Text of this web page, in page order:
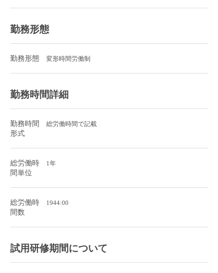
勤務形態
勤務形態 変形時間労働制
勤務時間詳細
勤務時間
形式
総労働時間で記載
総労働時
間単位
1年
総労働時
間数
1944:00
試用研修期間について